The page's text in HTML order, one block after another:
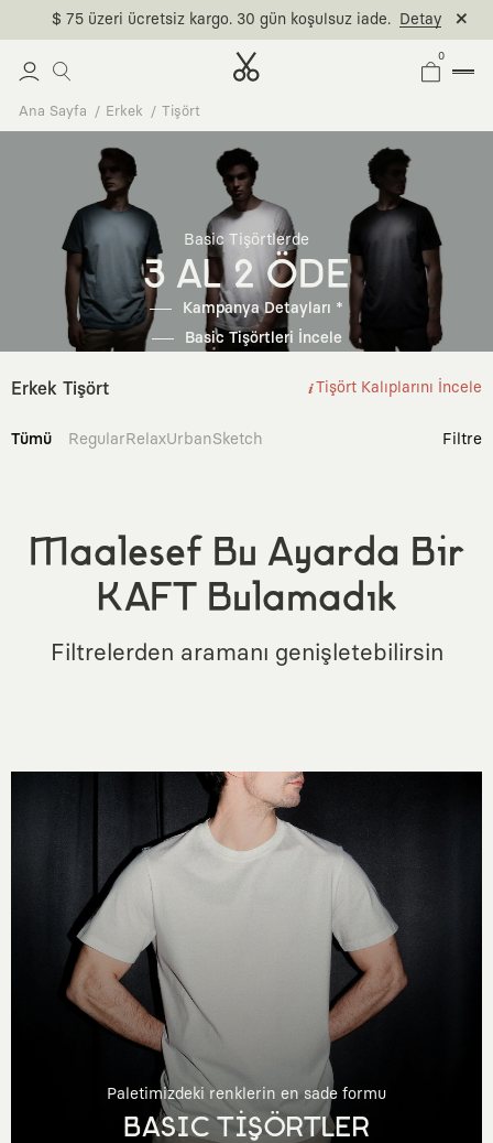
$ 75 üzeri ücretsiz kargo. 30 gün koşulsuz iade. Detay
0
Ana Sayfa Erkek Tişört
Basic Tişörtlerde
3 AL 2 ÖDE
Kampanya Detayları *
Basic Tişörtleri İncele
Erkek Tişört Tişört Kalıplarını İncele
Tümü RegularRelaxUrbanSketch Filtre
Maalesef Bu Ayarda Bir
KAFT Bulamadık
Filtrelerden aramanı genişletebilirsin
Paletimizdeki renklerin en sade formu
BASIC TİŞÖRTLER